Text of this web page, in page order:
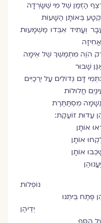
הַזְּמַן שֶׁל מִי שֶׁשָּׂרְדָה
בְּאוֹתָן הַשָּׁעוֹת
וְעָתִיד אִבְּדוּ מַשְׁמָעוּת
הֹוֶה מִתְמַשֵּׁךְ שֶׁל אֵימָה
שָׁבוּר
דָּם גְּדוֹלִים עַל יְרֵכַיִים
חֲלוּלוֹת
מִסְתַּתֶּרֶת
עֵדוּת זוֹעֶקֶת:
אוֹתָן
אוֹתָן
אוֹתָן
פֶּתַח בֵּיתֵנוּ